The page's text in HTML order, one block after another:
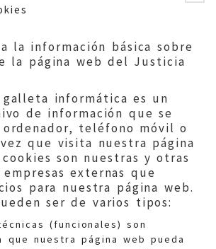
la información básica sobre
la página web del Justicia
galleta informática es un
de información que se
teléfono móvil o
que visita nuestra página
son nuestras y otras
externas que
para nuestra página web.
ser de varios tipos:
(funcionales) son
que nuestra página web pueda